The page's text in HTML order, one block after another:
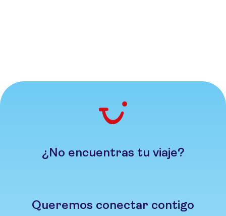
¿No encuentras tu viaje?
Queremos conectar contigo